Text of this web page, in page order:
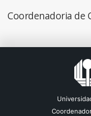
Coordenadoria de